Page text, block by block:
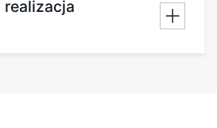
realizacja